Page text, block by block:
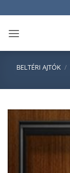
to
content
BELTÉRI AJTÓK /